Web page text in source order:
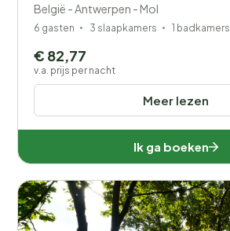
België - Antwerpen - Mol
6 gasten 3 slaapkamers 1 badkamers
Meer lezen
€ 82,77
v.a. prijs per nacht
Ik ga boeken